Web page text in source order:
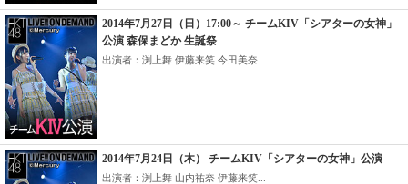
2014年7月27日（日）17:00～ チームKIV「シアターの女神」
公演 森保まどか 生誕祭
出演者：渕上舞 伊藤来笑 今田美奈...
2014年7月24日（木） チームKIV「シアターの女神」公演
出演者：渕上舞 山内祐奈 伊藤来笑...